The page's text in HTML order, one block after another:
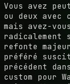
Vous avez
ou deux avec
mais avez-
radicalement
refonte
préféré
précédent
custom pour